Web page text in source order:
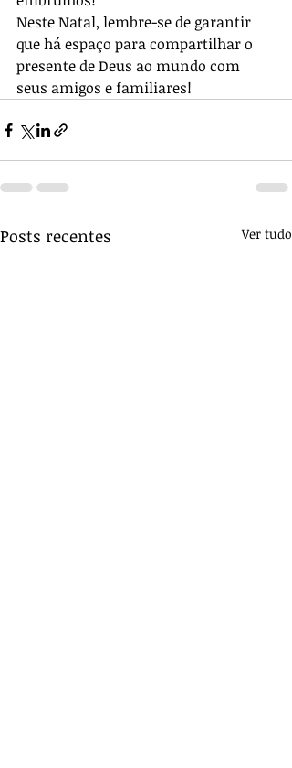
Neste Natal, lembre-se de garantir
que há espaço para compartilhar o
presente de Deus ao mundo com
seus amigos e familiares!
Posts recentes Ver tudo